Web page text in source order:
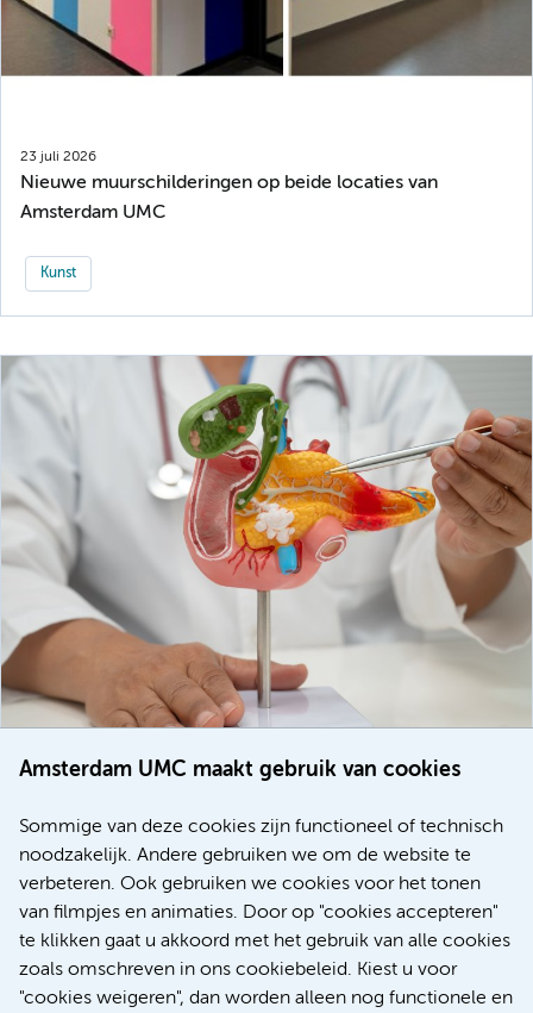
Amsterdam UMC maakt gebruik van cookies
Sommige van deze cookies zijn functioneel of technisch
noodzakelijk. Andere gebruiken we om de website te
verbeteren. Ook gebruiken we cookies voor het tonen
van filmpjes en animaties. Door op "cookies accepteren"
te klikken gaat u akkoord met het gebruik van alle cookies
zoals omschreven in ons cookiebeleid. Kiest u voor
"cookies weigeren", dan worden alleen nog functionele en
23 juli 2026
Nieuwe muurschilderingen op beide locaties van
Amsterdam UMC
Kunst
voor patiënten met alvleesklierkanker verbeteren
Meer